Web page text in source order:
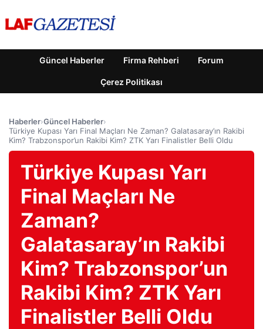
Güncel Haberler Firma Rehberi Forum
Çerez Politikası
Haberler›Güncel Haberler›
Türkiye Kupası Yarı Final Maçları Ne Zaman? Galatasaray’ın Rakibi
Kim? Trabzonspor’un Rakibi Kim? ZTK Yarı Finalistler Belli Oldu
Türkiye Kupası Yarı
Final Maçları Ne
Zaman?
Galatasaray’ın Rakibi
Kim? Trabzonspor’un
Rakibi Kim? ZTK Yarı
Finalistler Belli Oldu